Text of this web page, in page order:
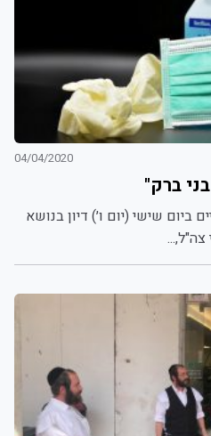
04/04/2020
ברק"
ביום שישי (יום ו׳) דיון בנושא
צה"ל,...